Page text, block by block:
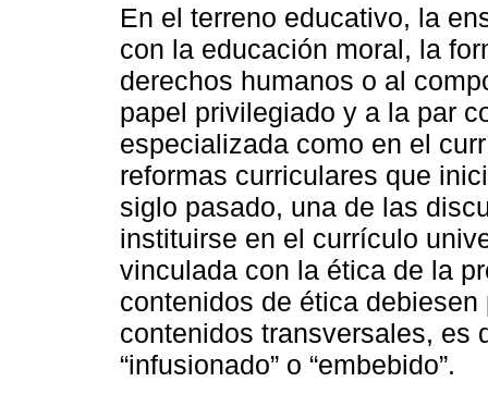
En el terreno educativo, la
con la educación moral, la
derechos humanos o al
papel privilegiado y a la par
especializada como en el
reformas curriculares que
siglo pasado, una de las
instituirse en el currículo
vinculada con la ética de la
contenidos de ética
contenidos transversales, es
“infusionado” o “embebido”.